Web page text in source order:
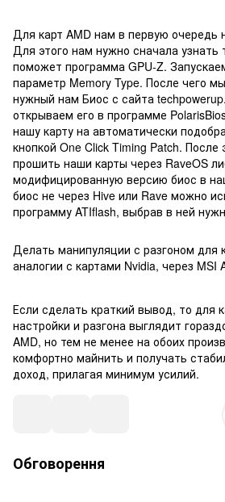
Для карт AMD нам в первую очередь
Для этого нам нужно сначала
поможет программа GPU-Z.
параметр Memory Type. После чего
нужный нам Биос с сайта
открываем его в программе
нашу карту на автоматически
кнопкой One Click Timing Patch.
прошить наши карты через RaveOS
модифицированную версию биос в
биос не через Hive или Rave можно
программу ATIflash, выбрав в ней
Делать манипуляции с разгоном для
аналогии с картами Nvidia, через MSI
Если сделать краткий вывод, то для
настройки и разгона выглядит
AMD, но тем не менее на обоих
комфортно майнить и получать
доход, прилагая минимум усилий.
Обговорення